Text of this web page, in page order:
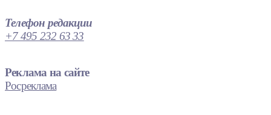
Телефон редакции
+7 495 232 63 33
Реклама на сайте
Росреклама